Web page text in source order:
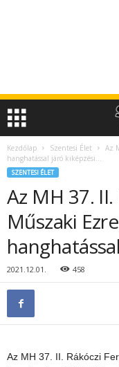
Kezdőlap Szentesi Élet
Az
hanghatással járó kiképzési...
SZENTESI ÉLET
Az MH 37.
Műszaki
2021.12.01. 458
Az MH 37. II. Rákóczi